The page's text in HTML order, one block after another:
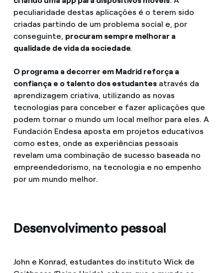
peculiaridade destas aplicações é o terem sido
criadas partindo de um problema social e, por
conseguinte, procuram sempre melhorar a
qualidade de vida da sociedade.
O programa a decorrer em Madrid reforça a
confiança e o talento dos estudantes através da
aprendizagem criativa, utilizando as novas
tecnologias para conceber e fazer aplicações que
podem tornar o mundo um local melhor para eles. A
Fundación Endesa aposta em projetos educativos
como estes, onde as experiências pessoais
revelam uma combinação de sucesso baseada no
empreendedorismo, na tecnologia e no empenho
por um mundo melhor.
Desenvolvimento pessoal
John e Konrad, estudantes do instituto Wick de